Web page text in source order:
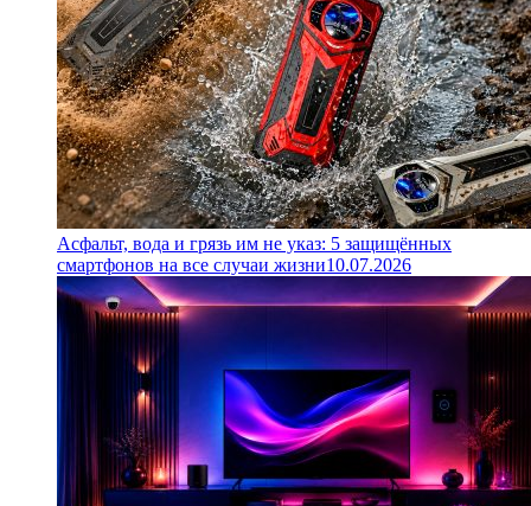
Асфальт, вода и грязь им не указ: 5 защищённых
смартфонов на все случаи жизни10.07.2026